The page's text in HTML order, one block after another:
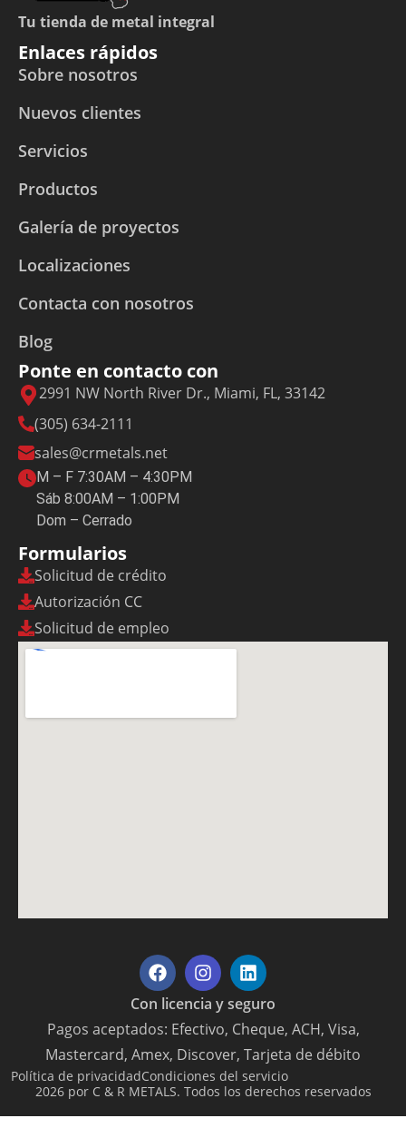
Tu tienda de metal integral
Enlaces rápidos
Sobre nosotros
Nuevos clientes
Servicios
Productos
Galería de proyectos
Localizaciones
Contacta con nosotros
Blog
Ponte en contacto con
2991 NW North River Dr., Miami, FL, 33142
(305) 634-2111
sales@crmetals.net
M – F 7:30AM – 4:30PM
Sáb 8:00AM – 1:00PM
Dom – Cerrado
Formularios
Solicitud de crédito
Autorización CC
Solicitud de empleo
Con licencia y seguro
Pagos aceptados: Efectivo, Cheque, ACH, Visa,
Mastercard, Amex, Discover, Tarjeta de débito
Política de privacidadCondiciones del servicio
2026 por C & R METALS. Todos los derechos reservados